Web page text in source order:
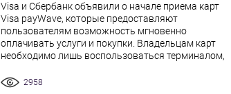
Visa и Сбербанк объявили о начале приема карт
Visa payWave, которые предоставляют
пользователям возможность мгновенно
оплачивать услуги и покупки. Владельцам карт
необходимо лишь воспользоваться терминалом,
2958